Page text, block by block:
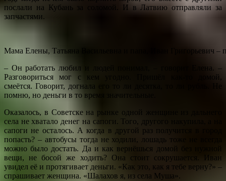
послали на Кубань за соломой. И в Латвию отправляли за
запчастями.
Мама Елены, Татьяна Васильевна и папа, Иван Григорьевич –
– Он работать любил и людей понимал, – говорит Елена. –
Разговориться мог с кем угодно. Пришёл как-то домой,
смеётся. Говорит, догнала его то ли десятка, то ли рубль. Не
помню, но деньги в то время значительные.
Оказалось, в Советске на рынке одной женщине из дальнего
села не хватало денег на сапоги. Того, другого накупила, а на
сапоги не осталось. А когда в другой раз получится в город
попасть? – автобусы тогда не ходили, лошадь тоже не всегда
можно было достать. Да и как вернёшься домой без нужной
вещи, не босой же ходить? Она стоит сокрушается. Иван
увидел её и протягивает деньги. «Как это, как я тебе верну?» –
спрашивает женщина. «Шалахов я, из села Муша».